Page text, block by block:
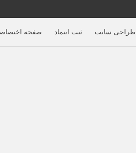
طراحی سایت ثبت اینماد صفحه